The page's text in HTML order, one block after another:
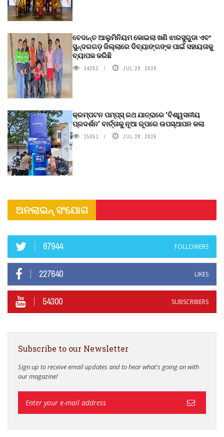
ବେଦାନ୍ତ ଆଲୁମିନିୟମ କୋଇଲା ଖଣି ଝାରସୁଗୁଡା ଏବଂ
ସୁନ୍ଦରଗଡ଼ ଜିଲ୍ଲାରେ ଦିବ୍ୟାଙ୍ଗଙ୍କ ପାଇଁ ସହାୟତାକୁ
ବ୍ୟାପକ କରିଛି
14252 JUL 29, 2026
କ୍ରମ୍ପଟନ ପମ୍ପ୍‌ସ୍‌ ରଥ ଯାତ୍ରାରେ ‘ବିଶ୍ୱସନୀୟ
ପ୍ରଦର୍ଶନ’ ବାର୍ତ୍ତାକୁ ନୂଆ ରୂପରେ ଉପସ୍ଥାପନ କଲା
15051 JUL 28, 2026
ଅନଲାଇନ୍ ସଂଯୋଗ
67944 FOLLOWERS
227640 LIKES
54300 SUBSCRIBERS
Subscribe to our Newsletter
Sign up to receive email updates and to hear what's going on with
our magazine!